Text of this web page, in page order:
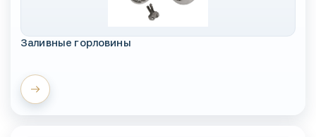
Заливные горловины